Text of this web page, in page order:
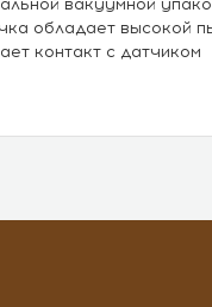
обладает высокой
контакт с датчиком